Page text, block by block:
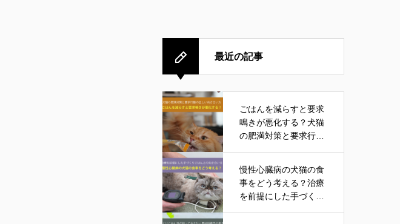
最近の記事
ごはんを減らすと要求
鳴きが悪化する？犬猫
の肥満対策と要求行動
慢性心臓病の犬猫の食
事をどう考える？治療
を前提にした手づくり